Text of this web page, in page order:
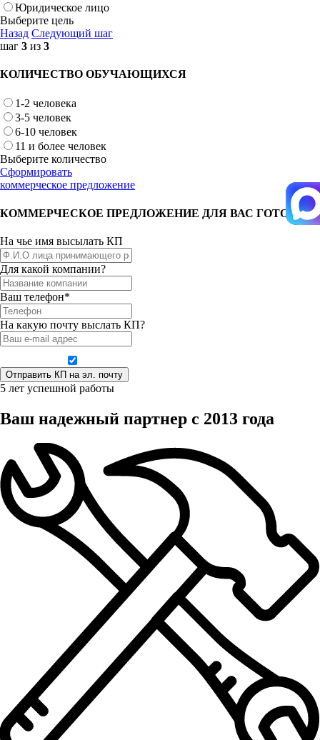
Юридическое лицо
Выберите цель
Назад Следующий шаг
шаг 3 из 3
КОЛИЧЕСТВО ОБУЧАЮЩИХСЯ
1-2 человека
3-5 человек
6-10 человек
11 и более человек
Выберите количество
Сформировать
коммерческое предложение
КОММЕРЧЕСКОЕ ПРЕДЛОЖЕНИЕ ДЛЯ ВАС ГОТОВО!
На чье имя высылать КП
Для какой компании?
Ваш телефон*
На какую почту выслать КП?
5 лет успешной работы
Ваш надежный партнер с 2013 года